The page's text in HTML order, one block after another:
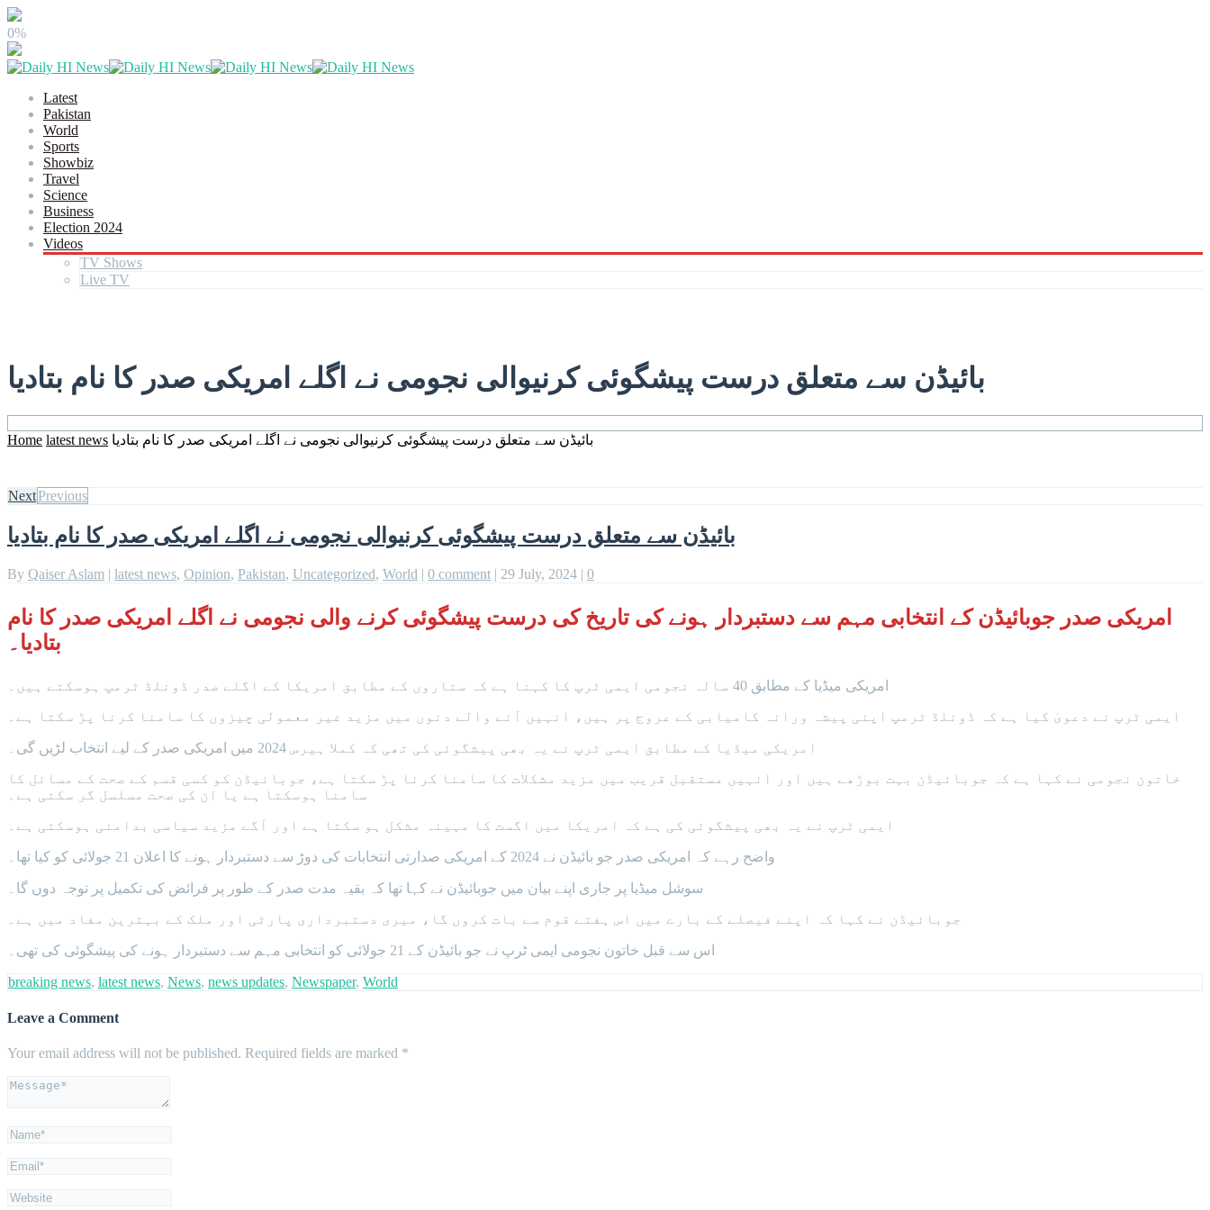
0%
Latest
Pakistan
World
Sports
Showbiz
Travel
Science
Business
Election 2024
Videos
TV Shows
Live TV
بائیڈن سے متعلق درست پیشگوئی کرنیوالی نجومی نے اگلے امریکی صدر کا نام بتادیا
Home latest news بائیڈن سے متعلق درست پیشگوئی کرنیوالی نجومی نے اگلے امریکی صدر کا نام بتادیا
NextPrevious
بائیڈن سے متعلق درست پیشگوئی کرنیوالی نجومی نے اگلے امریکی صدر کا نام بتادیا
By Qaiser Aslam | latest news, Opinion, Pakistan, Uncategorized, World | 0 comment | 29 July, 2024 | 0
امریکی صدر جوبائیڈن کے انتخابی مہم سے دستبردار ہونے کی تاریخ کی درست پیشگوئی کرنے والی نجومی نے اگلے امریکی صدر کا نام
بتادیا۔
امریکی میڈیا کے مطابق 40 سالہ نجومی ایمی ٹرپ کا کہنا ہے کہ ستاروں کے مطابق امریکا کے اگلے صدر ڈونلڈ ٹرمپ ہوسکتے ہیں۔
ایمی ٹرپ نے دعویٰ کیا ہے کہ ڈونلڈ ٹرمپ اپنی پیشہ ورانہ کامیابی کے عروج پر ہیں، انہیں آنے والے دنوں میں مزید غیر معمولی چیزوں کا سامنا کرنا پڑ سکتا ہے۔
امریکی میڈیا کے مطابق ایمی ٹرپ نے یہ بھی پیشگوئی کی تھی کہ کملا ہیرس 2024 میں امریکی صدر کے لیے انتخاب لڑیں گی۔
خاتون نجومی نے کہا ہے کہ جوبائیڈن بہت بوڑھے ہیں اور انہیں مستقبل قریب میں مزید مشکلات کا سامنا کرنا پڑ سکتا ہے، جوبائیڈن کو کسی قسم کے صحت کے مسائل کا
سامنا ہوسکتا ہے یا ان کی صحت مسلسل گر سکتی ہے۔
ایمی ٹرپ نے یہ بھی پیشگوئی کی ہے کہ امریکا میں اگست کا مہینہ مشکل ہو سکتا ہے اور آگے مزید سیاسی بدامنی ہوسکتی ہے۔
واضح رہے کہ امریکی صدر جو بائیڈن نے 2024 کے امریکی صدارتی انتخابات کی دوڑ سے دستبردار ہونے کا اعلان 21 جولائی کو کیا تھا۔
سوشل میڈیا پر جاری اپنے بیان میں جوبائیڈن نے کہا تھا کہ بقیہ مدت صدر کے طور پر فرائض کی تکمیل پر توجہ دوں گا۔
جوبائیڈن نے کہا کہ اپنے فیصلے کے بارے میں اس ہفتے قوم سے بات کروں گا، میری دستبرداری پارٹی اور ملک کے بہترین مفاد میں ہے۔
اس سے قبل خاتون نجومی ایمی ٹرپ نے جو بائیڈن کے 21 جولائی کو انتخابی مہم سے دستبردار ہونے کی پیشگوئی کی تھی۔
breaking news, latest news, News, news updates, Newspaper, World
Leave a Comment
Your email address will not be published. Required fields are marked *